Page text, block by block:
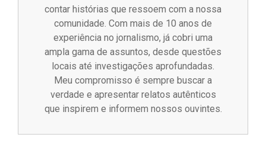
contar histórias que ressoem com a nossa
comunidade. Com mais de 10 anos de
experiência no jornalismo, já cobri uma
ampla gama de assuntos, desde questões
locais até investigações aprofundadas.
Meu compromisso é sempre buscar a
verdade e apresentar relatos autênticos
que inspirem e informem nossos ouvintes.